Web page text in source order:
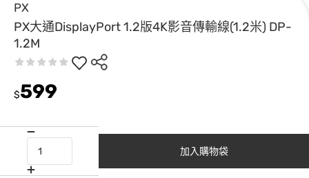
PX
PX大通DisplayPort 1.2版4K影音傳輸線(1.2米) DP-
1.2M
$599
加入購物袋